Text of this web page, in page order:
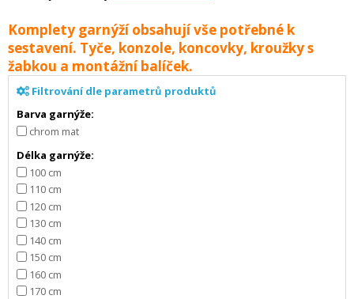
Komplety garnýží obsahují vše potřebné k
sestavení. Tyče, konzole, koncovky, kroužky s
žabkou a montážní balíček.
Filtrování dle parametrů produktů
Barva garnýže:
chrom mat
Délka garnýže:
100 cm
110 cm
120 cm
130 cm
140 cm
150 cm
160 cm
170 cm